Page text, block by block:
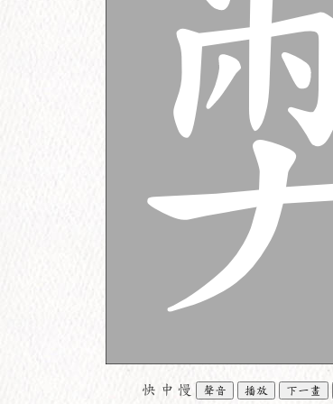
快 中 慢 聲音 播放 下一畫